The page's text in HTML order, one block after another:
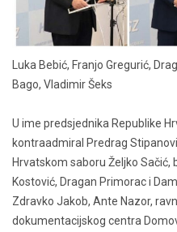
Luka Bebić, Franjo Gregurić,
Bago, Vladimir Šeks
U ime predsjednika Republike
kontraadmiral Predrag
Hrvatskom saboru Željko Sačić,
Kostović, Dragan Primorac i
Zdravko Jakob, Ante Nazor,
dokumentacijskog centra